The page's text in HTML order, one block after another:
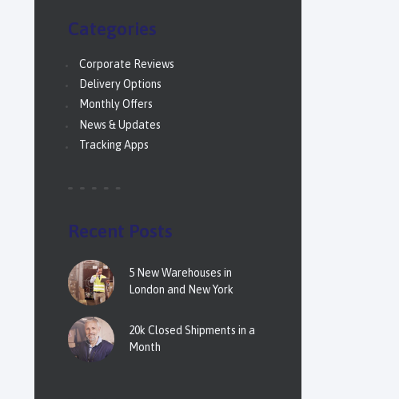
Categories
Corporate Reviews
Delivery Options
Monthly Offers
News & Updates
Tracking Apps
Recent Posts
5 New Warehouses in
London and New York
20k Closed Shipments in a
Month